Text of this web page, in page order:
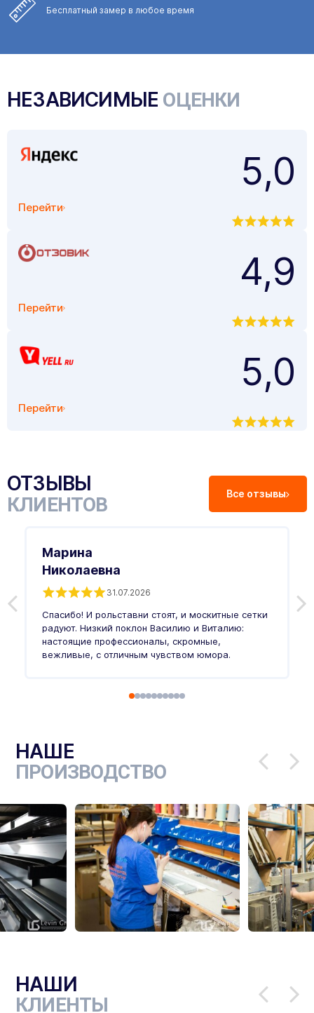
Бесплатный замер в любое время
НЕЗАВИСИМЫЕ ОЦЕНКИ
Перейти
5,0
Перейти
4,9
Перейти
5,0
ОТЗЫВЫ
КЛИЕНТОВ Все отзывы
Марина
Николаевна
31.07.2026
Спасибо! И рольставни стоят, и москитные сетки
радуют. Низкий поклон Василию и Виталию:
настоящие профессионалы, скромные,
вежливые, с отличным чувством юмора.
НАШЕ
ПРОИЗВОДСТВО
НАШИ
КЛИЕНТЫ